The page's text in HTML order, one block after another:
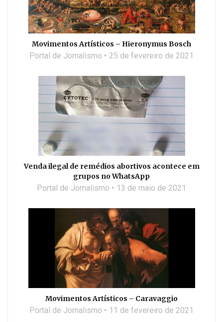
Movimentos Artísticos – Hieronymus Bosch
Portal de Jornalismo 25 de fevereiro de 2021
Venda ilegal de remédios abortivos acontece em
grupos no WhatsApp
Portal de Jornalismo 13 de maio de 2021
Movimentos Artísticos – Caravaggio
Portal de Jornalismo 11 de fevereiro de 2021